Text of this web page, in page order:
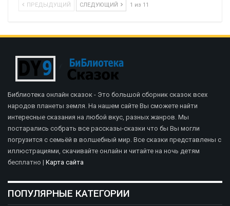
ПРЕДЫДУЩИЙ СЛЕДУЮЩИЙ 1 из 11
Библиотека онлайн сказок - Это большой сборник сказок всех
народов планеты земля. На нашем сайте Вы сможете найти
интересные сказания на любой вкус, разных жанров. Мы
постарались собрать все рассказы-сказки что бы Вы могли
погрузится с семьёй в волшебный мир. Все сказки представлены с
иллюстрациями, скачивайте онлайн и читайте на ночь детям
бесплатно | Карта сайта
ПОПУЛЯРНЫЕ КАТЕГОРИИ